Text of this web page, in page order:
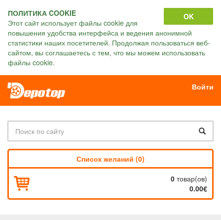
OK
ПОЛИТИКА COOKIE
Этот сайт использует файлы cookie для
повышения удобства интерфейса и ведения анонимной
статистики наших посетителей. Продолжая пользоваться веб-
сайтом, вы соглашаетесь с тем, что мы можем использовать
файлы cookie.
Войти
Список желаний (0)
0 товар(ов)
0.00€